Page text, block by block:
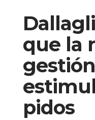
que la
pidos